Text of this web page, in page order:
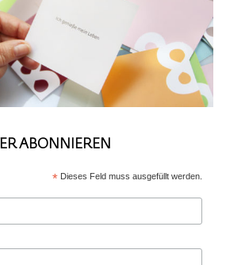
ABONNIEREN
* Dieses Feld muss ausgefüllt werden.